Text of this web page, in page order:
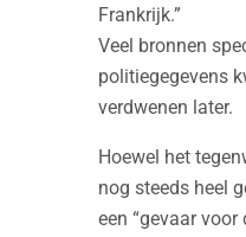
Frankrijk.”
Veel bronnen
politiegegevens
verdwenen later.
Hoewel het
nog steeds heel
een “gevaar